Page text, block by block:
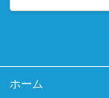
ホーム